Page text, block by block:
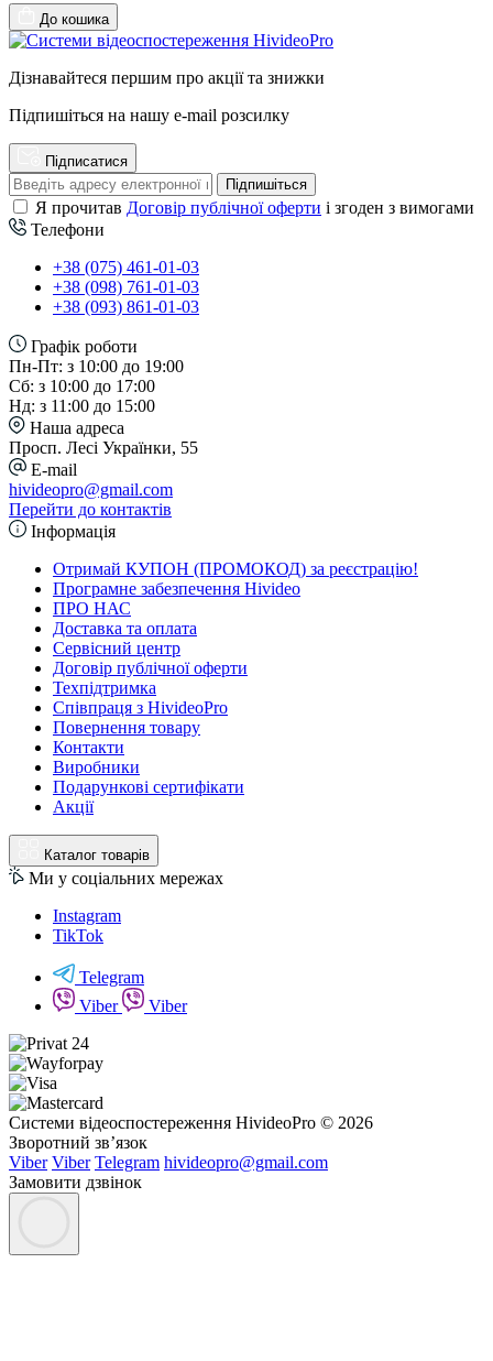
До кошика
Дізнавайтеся першим про акції та знижки
Підпишіться на нашу e-mail розсилку
Підписатися
Підпишіться
Я прочитав Договір публічної оферти і згоден з вимогами
Телефони
+38 (075) 461-01-03
+38 (098) 761-01-03
+38 (093) 861-01-03
Графік роботи
Пн-Пт: з 10:00 до 19:00
Сб: з 10:00 до 17:00
Нд: з 11:00 до 15:00
Наша адреса
Просп. Лесі Українки, 55
E-mail
hivideopro@gmail.com
Перейти до контактів
Інформація
Отримай КУПОН (ПРОМОКОД) за реєстрацію!
Програмне забезпечення Hivideo
ПРО НАС
Доставка та оплата
Сервісний центр
Договір публічної оферти
Техпідтримка
Співпраця з HivideoPro
Повернення товару
Контакти
Виробники
Подарункові сертифікати
Акції
Каталог товарів
Ми у соціальних мережах
Instagram
TikTok
Telegram
Viber
Viber
Системи відеоспостереження HivideoPro © 2026
Зворотний зв’язок
Viber Viber Telegram hivideopro@gmail.com
Замовити дзвінок